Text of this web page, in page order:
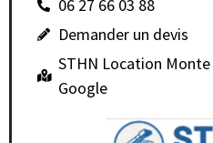
06 27 66 03 88
Demander un devis
STHN Location
Google